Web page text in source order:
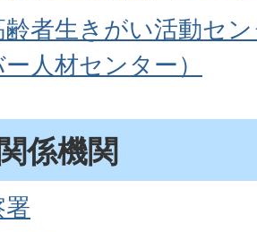
齢者生きがい活動セ
人材センター）
係機関